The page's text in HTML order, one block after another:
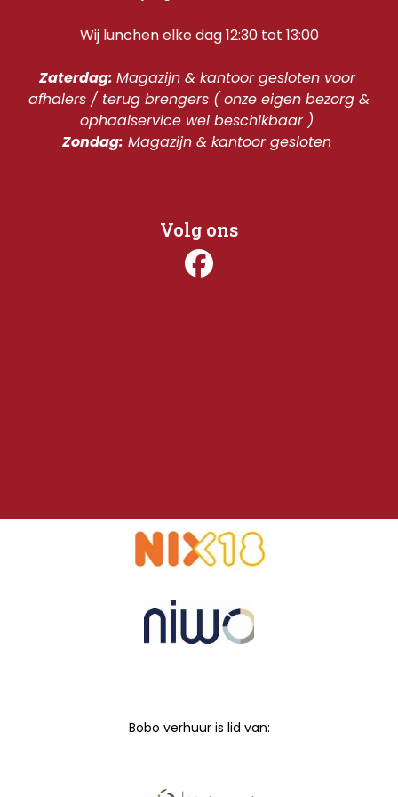
Wij lunchen elke dag 12:30 tot 13:00
Zaterdag: Magazijn & kantoor gesloten voor
afhalers / terug brengers ( onze eigen bezorg &
ophaalservice wel beschikbaar )
Zondag: Magazijn & kantoor gesloten
Volg ons
Bobo verhuur is lid van: